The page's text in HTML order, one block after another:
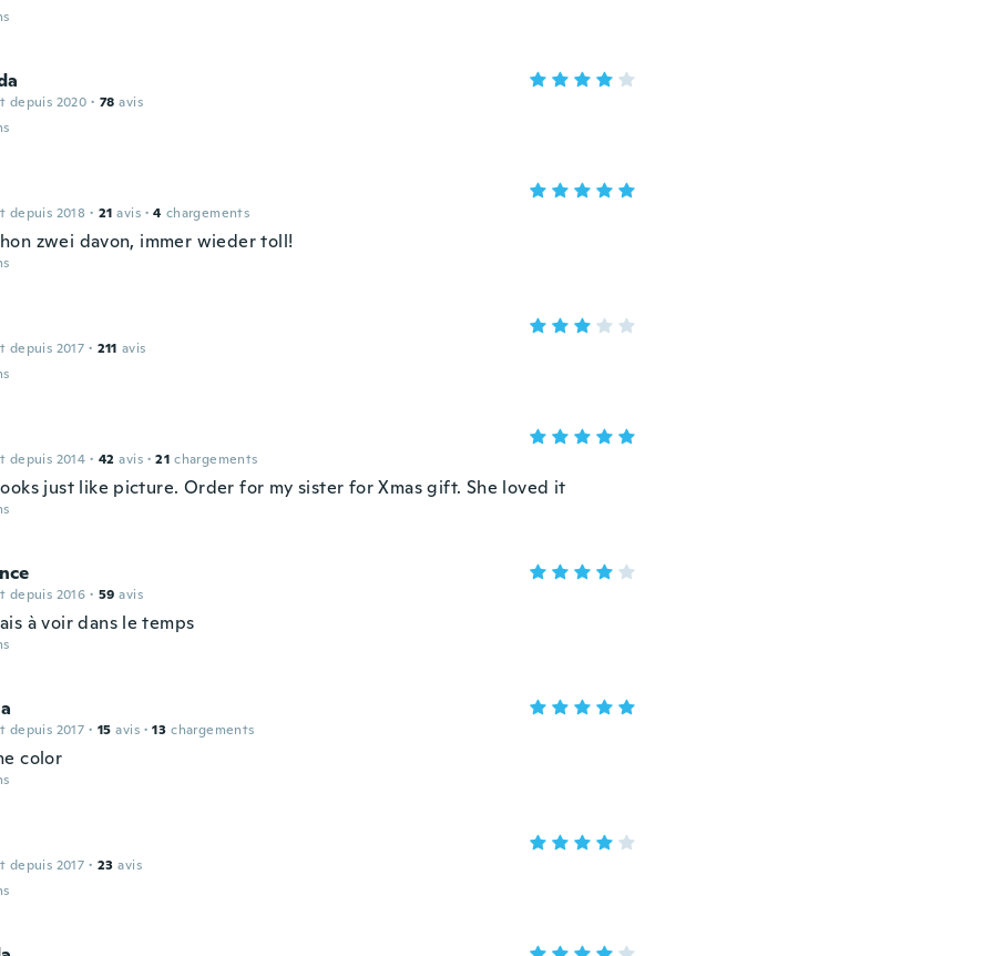
depuis 2020 · 78 avis
depuis 2018 · 21 avis · 4 chargements
zwei davon, immer wieder toll!
depuis 2017 · 211 avis
depuis 2014 · 42 avis · 21 chargements
just like picture. Order for my sister for Xmas gift. She loved it
depuis 2016 · 59 avis
à voir dans le temps
depuis 2017 · 15 avis · 13 chargements
color
depuis 2017 · 23 avis